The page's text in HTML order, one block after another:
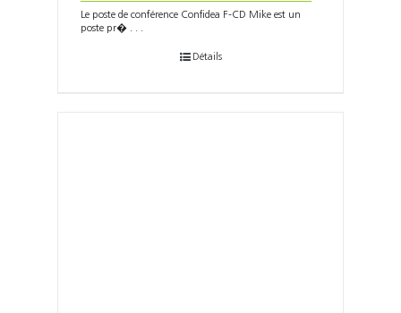
Le poste de conférence Confidea F-CD Mike est un
poste pr� . . .
Détails